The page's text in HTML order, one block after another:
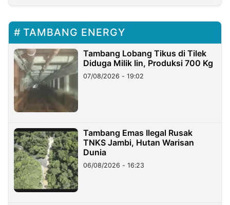
TAMBANG ENERGY
Tambang Lobang Tikus di Tilek
Diduga Milik Iin, Produksi 700 Kg
07/08/2026 - 19:02
Tambang Emas Ilegal Rusak
TNKS Jambi, Hutan Warisan
Dunia
06/08/2026 - 16:23